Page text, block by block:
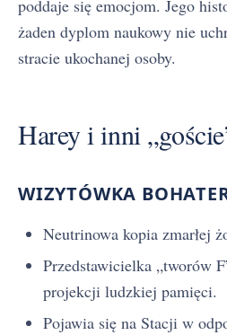
poddaje się emocjom. Jego
żaden dyplom naukowy nie
stracie ukochanej osoby.
Harey i inni
WIZYTÓWKA
Neutrinowa kopia zmarłej
Przedstawicielka „tworów
projekcji ludzkiej pamięci.
Pojawia się na Stacji w